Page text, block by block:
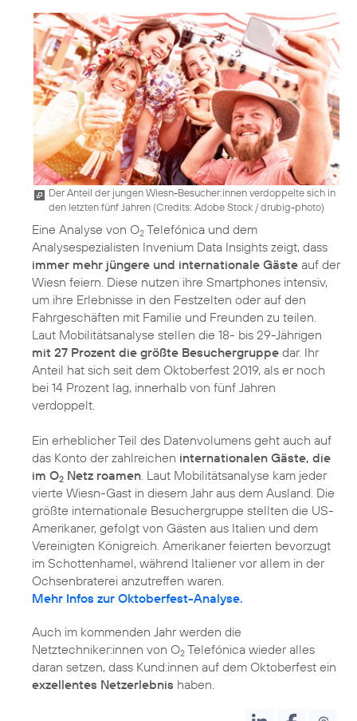
Der Anteil der jungen Wiesn-Besucher:innen verdoppelte sich in
den letzten fünf Jahren (Credits: Adobe Stock / drubig-photo)
Eine Analyse von O2 Telefónica und dem
Analysespezialisten Invenium Data Insights zeigt, dass
immer mehr jüngere und internationale Gäste auf der
Wiesn feiern. Diese nutzen ihre Smartphones intensiv,
um ihre Erlebnisse in den Festzelten oder auf den
Fahrgeschäften mit Familie und Freunden zu teilen.
Laut Mobilitätsanalyse stellen die 18- bis 29-Jährigen
mit 27 Prozent die größte Besuchergruppe dar. Ihr
Anteil hat sich seit dem Oktoberfest 2019, als er noch
bei 14 Prozent lag, innerhalb von fünf Jahren
verdoppelt.
Ein erheblicher Teil des Datenvolumens geht auch auf
das Konto der zahlreichen internationalen Gäste, die
im O2 Netz roamen. Laut Mobilitätsanalyse kam jeder
vierte Wiesn-Gast in diesem Jahr aus dem Ausland. Die
größte internationale Besuchergruppe stellten die US-
Amerikaner, gefolgt von Gästen aus Italien und dem
Vereinigten Königreich. Amerikaner feierten bevorzugt
im Schottenhamel, während Italiener vor allem in der
Mehr Infos zur Oktoberfest-Analyse.
Auch im kommenden Jahr werden die
Netztechniker:innen von O2 Telefónica wieder alles
daran setzen, dass Kund:innen auf dem Oktoberfest ein
exzellentes Netzerlebnis haben.